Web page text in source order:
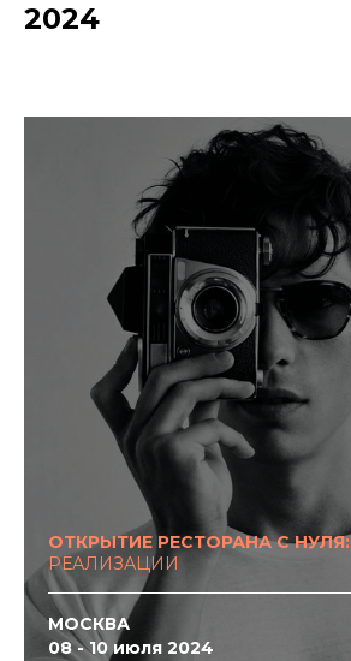
2024
ОТКРЫТИЕ РЕСТОРАНА С НУЛЯ:
РЕАЛИЗАЦИИ
МОСКВА
08 - 10 июля 2024